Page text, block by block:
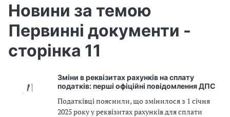
Новини за темою
Первинні документи -
сторінка 11
Зміни в реквізитах рахунків на сплату
податків: перші офіційні повідомлення ДПС
Податківці пояснили, що змінилося з 1 січня
2025 року у реквізитах рахунків для сплати